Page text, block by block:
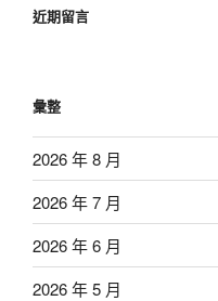
近期留言
彙整
2026 年 8 月
2026 年 7 月
2026 年 6 月
2026 年 5 月